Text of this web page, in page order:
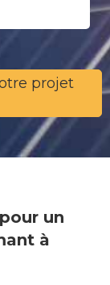
projet
un
à